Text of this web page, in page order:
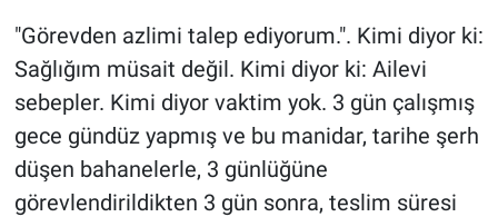
"Görevden azlimi talep ediyorum.". Kimi diyor ki:
Sağlığım müsait değil. Kimi diyor ki: Ailevi
sebepler. Kimi diyor vaktim yok. 3 gün çalışmış
gece gündüz yapmış ve bu manidar, tarihe şerh
düşen bahanelerle, 3 günlüğüne
görevlendirildikten 3 gün sonra, teslim süresi